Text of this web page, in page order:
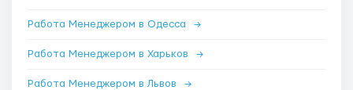
Работа Менеджером в Одесса →
Работа Менеджером в Харьков →
Работа Менеджером в Львов →